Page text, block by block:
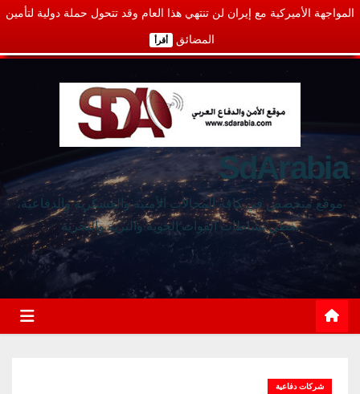
المواجهة الأميركية مع إيران لن تنتهي هذا العام وقد تتحول حملة دولية لتأمين
المضائق أقرأ
SdArabia
موقع متخصص في كافة المجالات الأمنية والعسكرية والدفاعية،
يغطي نشاطات القوات الجوية والبرية والبحرية
شركات دفاعية